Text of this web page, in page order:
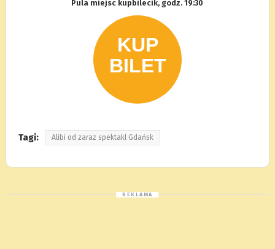
Pula miejsc kupbilecik, godz. 19:30
Tagi: Alibi od zaraz spektakl Gdańsk